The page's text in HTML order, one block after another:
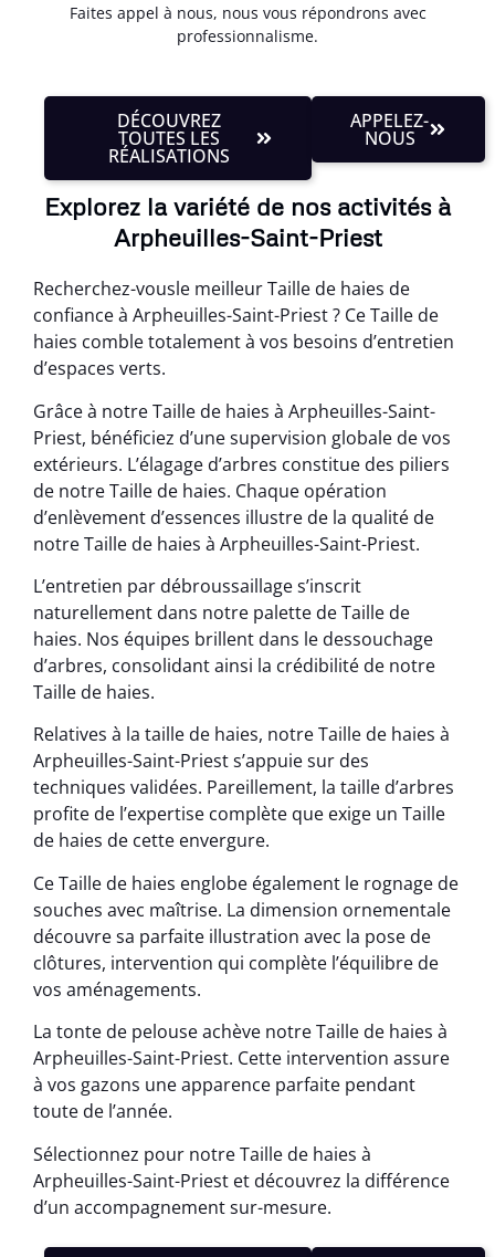
Faites appel à nous, nous vous répondrons avec
professionnalisme.
DÉCOUVREZ
TOUTES LES
RÉALISATIONS
APPELEZ-
NOUS
Explorez la variété de nos activités à
Arpheuilles-Saint-Priest
Recherchez-vousle meilleur Taille de haies de
confiance à Arpheuilles-Saint-Priest ? Ce Taille de
haies comble totalement à vos besoins d’entretien
d’espaces verts.
Grâce à notre Taille de haies à Arpheuilles-Saint-
Priest, bénéficiez d’une supervision globale de vos
extérieurs. L’élagage d’arbres constitue des piliers
de notre Taille de haies. Chaque opération
d’enlèvement d’essences illustre de la qualité de
notre Taille de haies à Arpheuilles-Saint-Priest.
L’entretien par débroussaillage s’inscrit
naturellement dans notre palette de Taille de
haies. Nos équipes brillent dans le dessouchage
d’arbres, consolidant ainsi la crédibilité de notre
Taille de haies.
Relatives à la taille de haies, notre Taille de haies à
Arpheuilles-Saint-Priest s’appuie sur des
techniques validées. Pareillement, la taille d’arbres
profite de l’expertise complète que exige un Taille
de haies de cette envergure.
Ce Taille de haies englobe également le rognage de
souches avec maîtrise. La dimension ornementale
découvre sa parfaite illustration avec la pose de
clôtures, intervention qui complète l’équilibre de
vos aménagements.
La tonte de pelouse achève notre Taille de haies à
Arpheuilles-Saint-Priest. Cette intervention assure
à vos gazons une apparence parfaite pendant
toute de l’année.
Sélectionnez pour notre Taille de haies à
Arpheuilles-Saint-Priest et découvrez la différence
d’un accompagnement sur-mesure.